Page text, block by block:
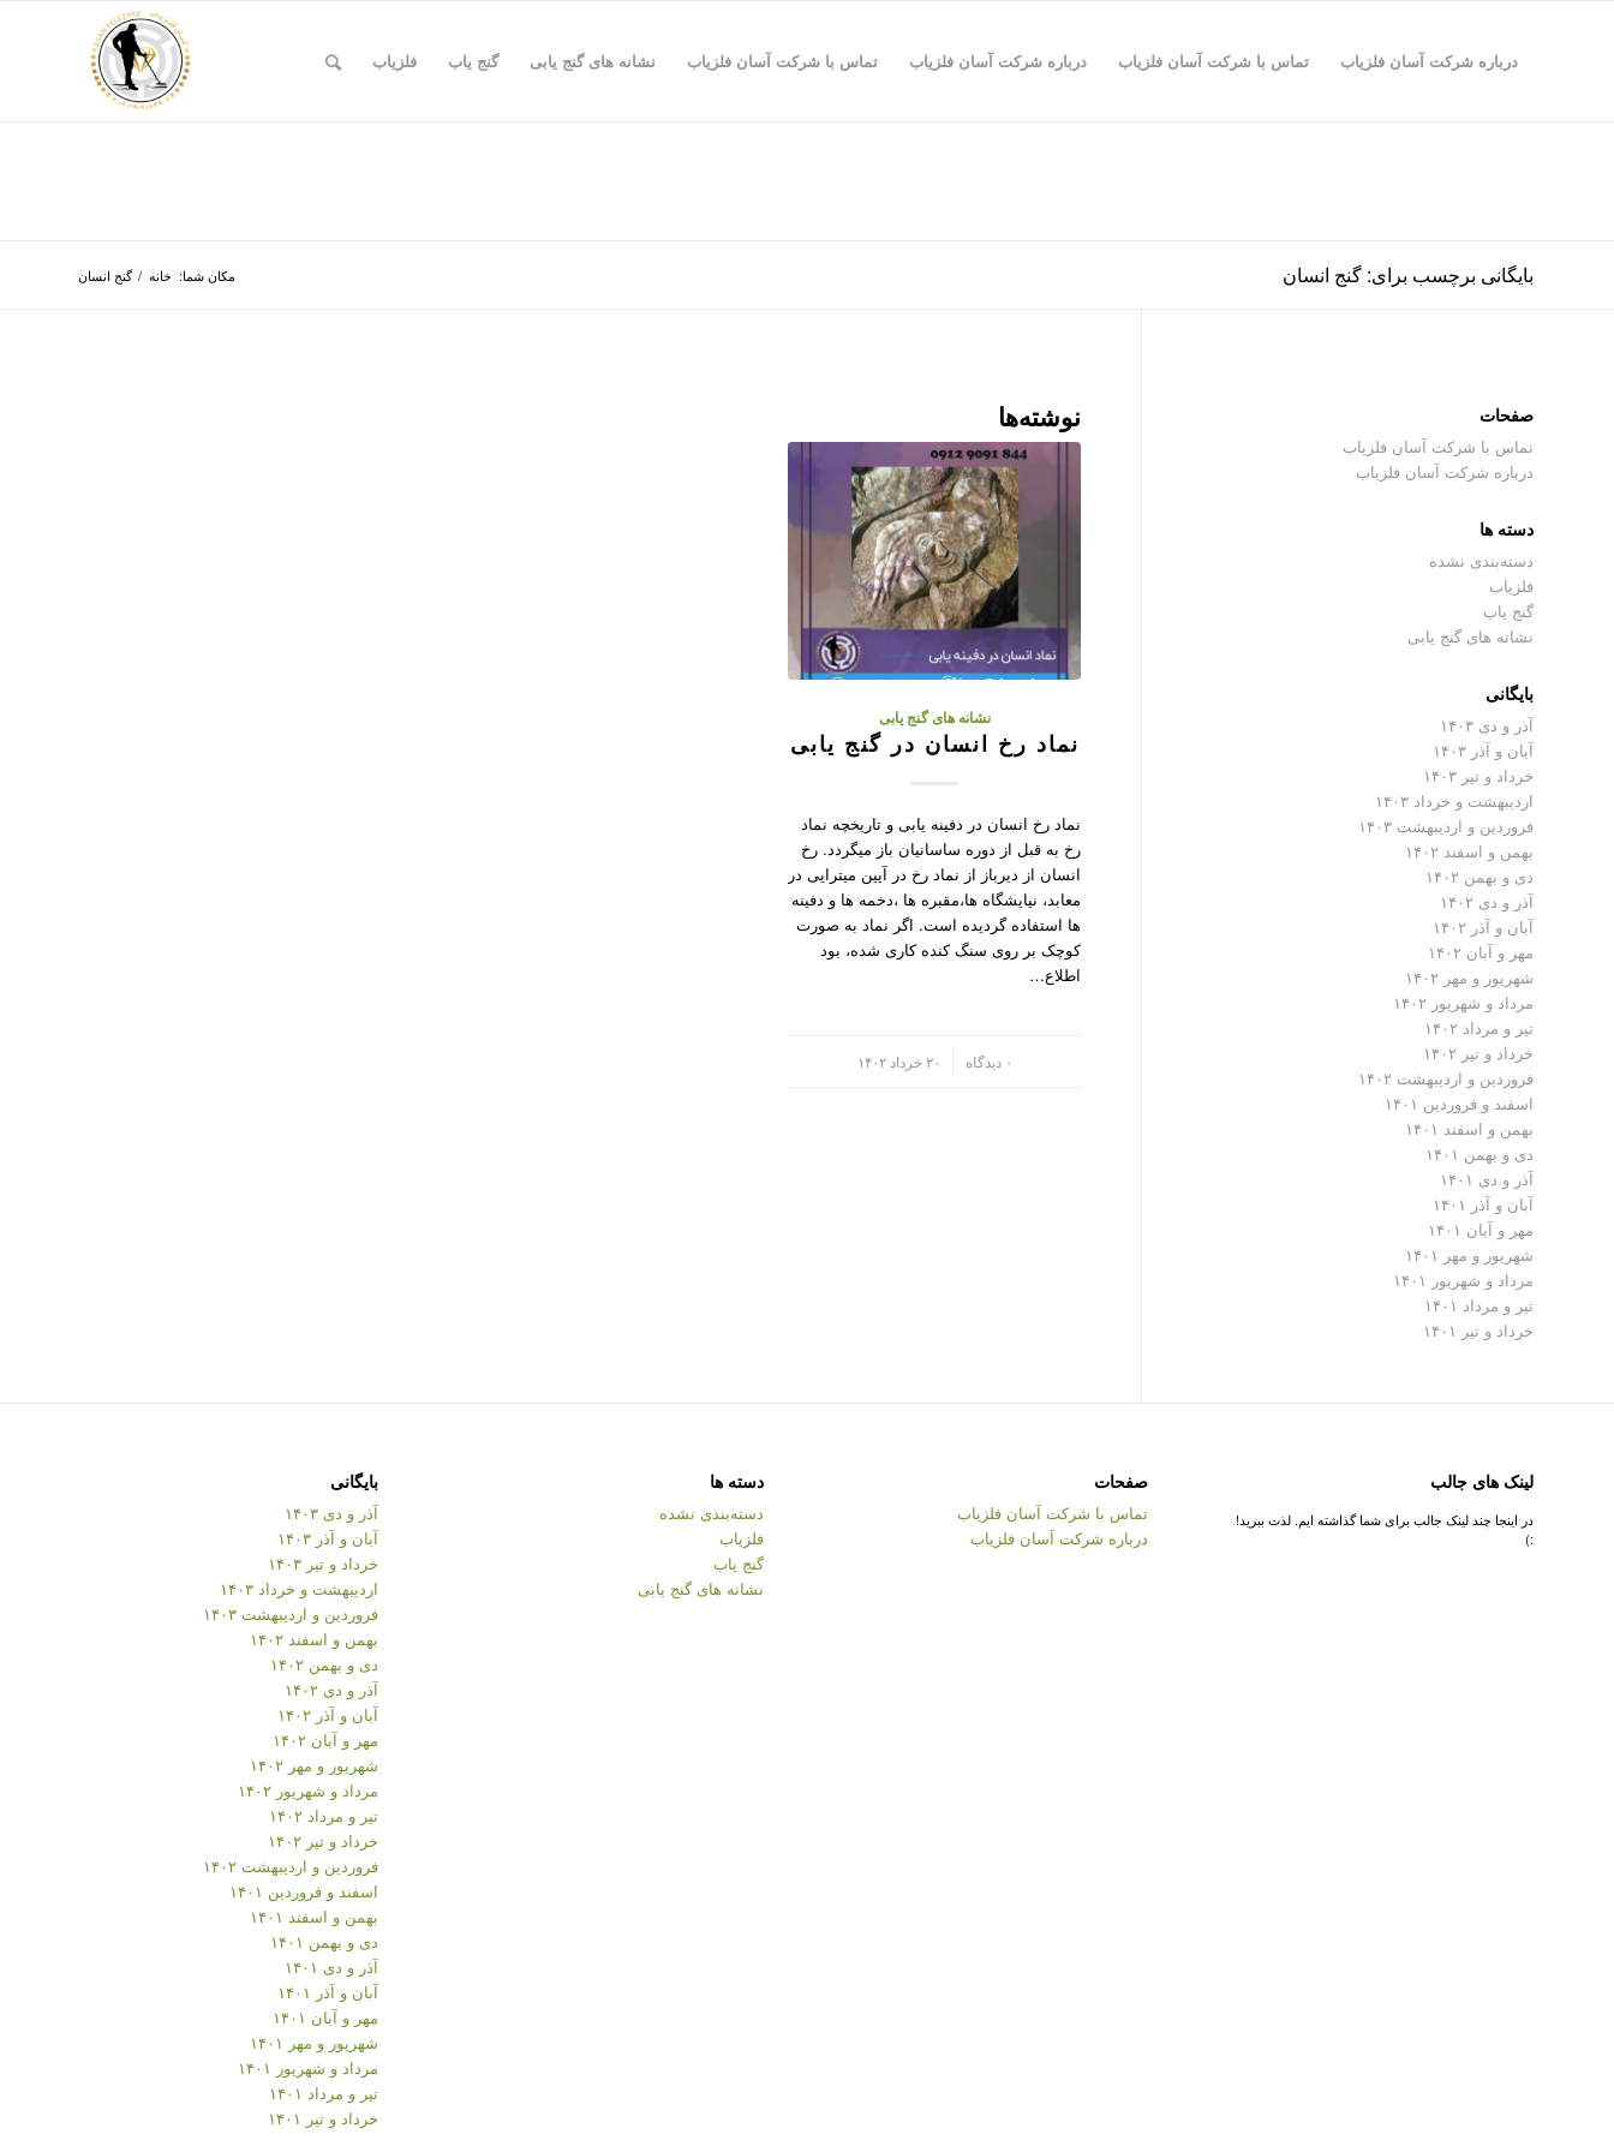
درباره شرکت آسان فلزیاب تماس با شرکت آسان فلزیاب درباره شرکت آسان فلزیاب تماس با شرکت آسان فلزیاب نشانه های گنج یابی گنج یاب فلزیاب
بایگانی برچسب برای: گنج انسان مکان شما: خانه / گنج انسان
نوشته‌ها
نشانه های گنج یابی
نماد رخ انسان در گنج یابی
نماد رخ انسان در دفینه یابی و تاریخچه نماد
رخ به قبل از دوره ساسانیان باز میگردد. رخ
انسان از دیرباز از نماد رخ در آیین میترایی در
معابد، نیایشگاه ها،مقبره ها ،دخمه ها و دفینه
ها استفاده گردیده است. اگر نماد به صورت
کوچک بر روی سنگ کنده کاری شده، بود
اطلاع…
۰ دیدگاه ۲۰ خرداد ۱۴۰۲
صفحات
تماس با شرکت آسان فلزیاب
درباره شرکت آسان فلزیاب
دسته ها
دسته‌بندی نشده
فلزیاب
گنج یاب
نشانه های گنج یابی
بایگانی
آذر و دی ۱۴۰۳
آبان و آذر ۱۴۰۳
خرداد و تیر ۱۴۰۳
اردیبهشت و خرداد ۱۴۰۳
فروردین و اردیبهشت ۱۴۰۳
بهمن و اسفند ۱۴۰۲
دی و بهمن ۱۴۰۲
آذر و دی ۱۴۰۲
آبان و آذر ۱۴۰۲
مهر و آبان ۱۴۰۲
شهریور و مهر ۱۴۰۲
مرداد و شهریور ۱۴۰۲
تیر و مرداد ۱۴۰۲
خرداد و تیر ۱۴۰۲
فروردین و اردیبهشت ۱۴۰۲
اسفند و فروردین ۱۴۰۱
بهمن و اسفند ۱۴۰۱
دی و بهمن ۱۴۰۱
آذر و دی ۱۴۰۱
آبان و آذر ۱۴۰۱
مهر و آبان ۱۴۰۱
شهریور و مهر ۱۴۰۱
مرداد و شهریور ۱۴۰۱
تیر و مرداد ۱۴۰۱
خرداد و تیر ۱۴۰۱
لینک های جالب
در اینجا چند لینک جالب برای شما گذاشته ایم. لذت ببرید!
:)
صفحات
تماس با شرکت آسان فلزیاب
درباره شرکت آسان فلزیاب
دسته ها
دسته‌بندی نشده
فلزیاب
گنج یاب
نشانه های گنج یابی
بایگانی
آذر و دی ۱۴۰۳
آبان و آذر ۱۴۰۳
خرداد و تیر ۱۴۰۳
اردیبهشت و خرداد ۱۴۰۳
فروردین و اردیبهشت ۱۴۰۳
بهمن و اسفند ۱۴۰۲
دی و بهمن ۱۴۰۲
آذر و دی ۱۴۰۲
آبان و آذر ۱۴۰۲
مهر و آبان ۱۴۰۲
شهریور و مهر ۱۴۰۲
مرداد و شهریور ۱۴۰۲
تیر و مرداد ۱۴۰۲
خرداد و تیر ۱۴۰۲
فروردین و اردیبهشت ۱۴۰۲
اسفند و فروردین ۱۴۰۱
بهمن و اسفند ۱۴۰۱
دی و بهمن ۱۴۰۱
آذر و دی ۱۴۰۱
آبان و آذر ۱۴۰۱
مهر و آبان ۱۴۰۱
شهریور و مهر ۱۴۰۱
مرداد و شهریور ۱۴۰۱
تیر و مرداد ۱۴۰۱
خرداد و تیر ۱۴۰۱